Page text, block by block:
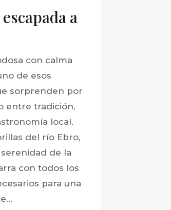
a
con calma
de esos
sorprenden por
entre tradición,
local.
del río Ebro,
de la
con todos los
para una